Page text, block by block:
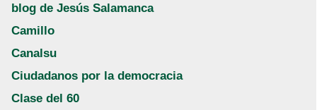
blog de Jesús Salamanca
Camillo
Canalsu
Ciudadanos por la democracia
Clase del 60